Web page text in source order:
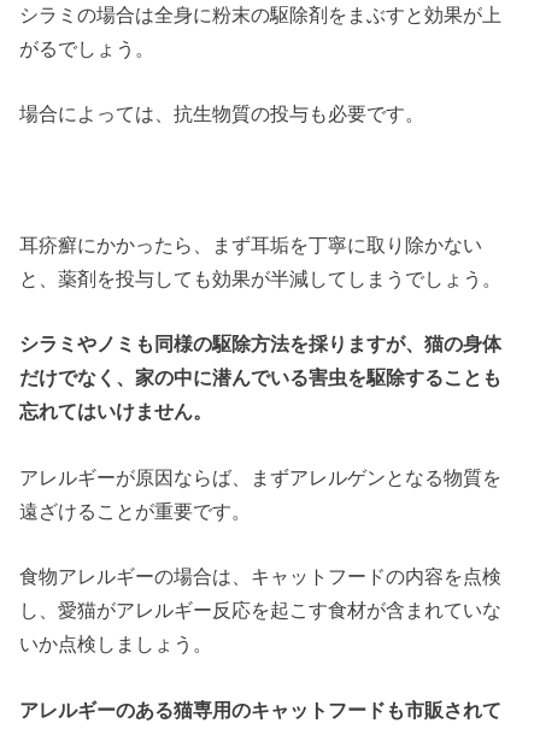
シラミの場合は全身に粉末の駆除剤をまぶすと効果が上
がるでしょう。
場合によっては、抗生物質の投与も必要です。
耳疥癬にかかったら、まず耳垢を丁寧に取り除かない
と、薬剤を投与しても効果が半減してしまうでしょう。
シラミやノミも同様の駆除方法を採りますが、猫の身体
だけでなく、家の中に潜んでいる害虫を駆除することも
忘れてはいけません。
アレルギーが原因ならば、まずアレルゲンとなる物質を
遠ざけることが重要です。
食物アレルギーの場合は、キャットフードの内容を点検
し、愛猫がアレルギー反応を起こす食材が含まれていな
いか点検しましょう。
アレルギーのある猫専用のキャットフードも市販されて